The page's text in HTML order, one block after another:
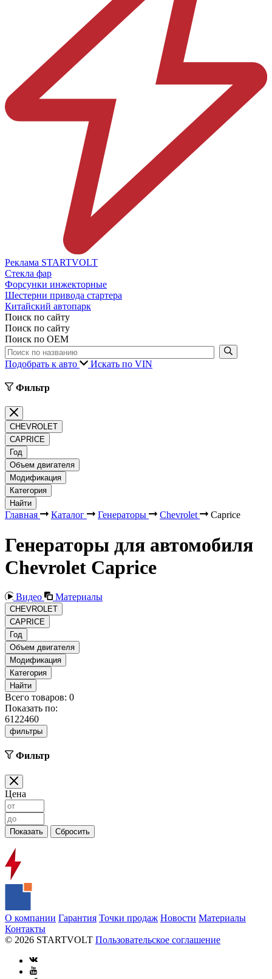
Реклама STARTVOLT
Стекла фар
Форсунки инжекторные
Шестерни привода стартера
Китайский автопарк
Поиск по сайту
Поиск по сайту
Поиск по ОЕМ
Подобрать к авто Искать по VIN
Фильтр
CHEVROLET
CAPRICE
Год
Объем двигателя
Модификация
Категория
Найти
Главная Каталог Генераторы Chevrolet Caprice
Генераторы для автомобиля
Chevrolet Caprice
Видео Материалы
CHEVROLET
CAPRICE
Год
Объем двигателя
Модификация
Категория
Найти
Всего товаров: 0
Показать по:
6122460
фильтры
Фильтр
Цена
О компании Гарантия Точки продаж Новости Материалы
Контакты
© 2026 STARTVOLT Пользовательское соглашение